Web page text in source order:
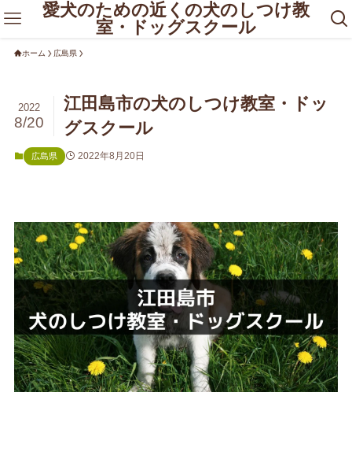
愛犬のための近くの犬のしつけ教
室・ドッグスクール
ホーム 広島県
江田島市の犬のしつけ教室・ドッ
グスクール
2022
8/20
広島県 2022年8月20日